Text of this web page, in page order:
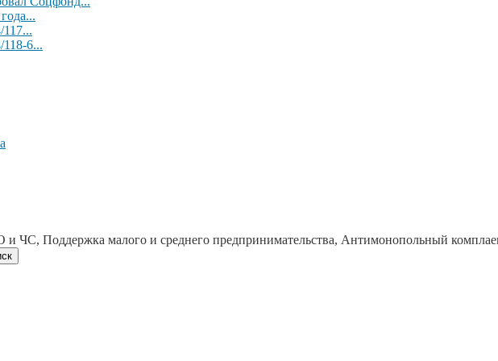
6...
ЧС, Поддержка малого и среднего предпринимательства, Антимонопольный